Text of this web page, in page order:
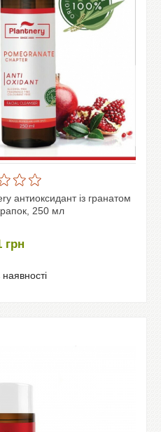
антиоксидант із гранатом
250 мл
грн